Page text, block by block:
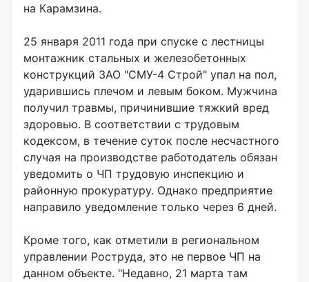
на Карамзина.
25 января 2011 года при спуске с лестницы
монтажник стальных и железобетонных
конструкций ЗАО "СМУ-4 Строй" упал на пол,
ударившись плечом и левым боком. Мужчина
получил травмы, причинившие тяжкий вред
здоровью. В соответствии с трудовым
кодексом, в течение суток после несчастного
случая на производстве работодатель обязан
уведомить о ЧП трудовую инспекцию и
районную прокуратуру. Однако предприятие
направило уведомление только через 6 дней.
Кроме того, как отметили в региональном
управлении Роструда, это не первое ЧП на
данном объекте. "Недавно, 21 марта там